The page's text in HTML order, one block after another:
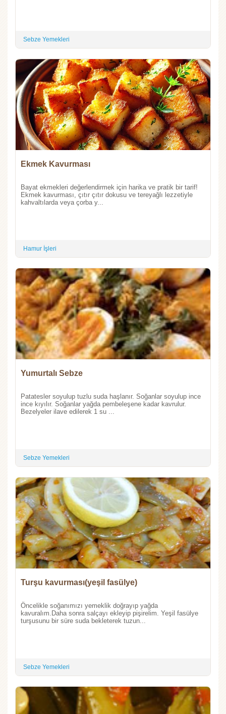
Sebze Yemekleri
Ekmek Kavurması
Bayat ekmekleri değerlendirmek için harika ve pratik bir tarif!
Ekmek kavurması, çıtır çıtır dokusu ve tereyağlı lezzetiyle
kahvaltılarda veya çorba y...
Hamur İşleri
Yumurtalı Sebze
Patatesler soyulup tuzlu suda haşlanır. Soğanlar soyulup ince
ince kıyılır. Soğanlar yağda pembeleşene kadar kavrulur.
Bezelyeler ilave edilerek 1 su ...
Sebze Yemekleri
Turşu kavurması(yeşil fasülye)
Öncelikle soğanımızı yemeklik doğrayıp yağda
kavuralım.Daha sonra salçayı ekleyip pişirelim. Yeşil fasülye
turşusunu bir süre suda bekleterek tuzun...
Sebze Yemekleri